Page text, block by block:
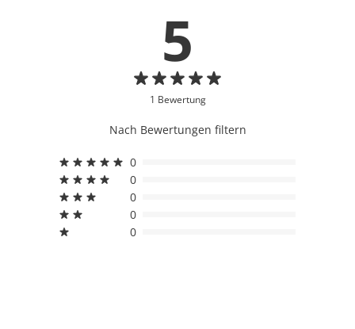
5
1 Bewertung
Nach Bewertungen filtern
0
0
0
0
0